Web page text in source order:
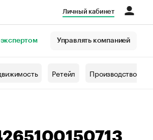
Личный кабинет
экспертом Управлять компанией
Ретейл Производство